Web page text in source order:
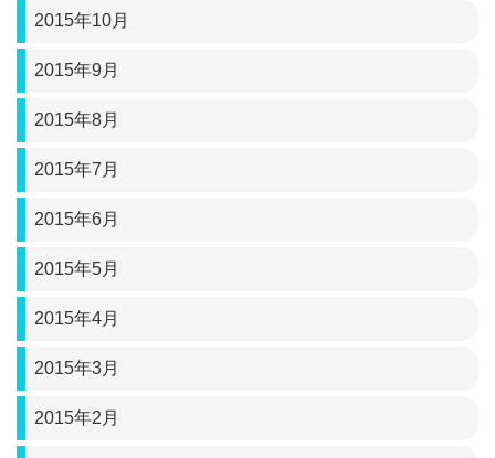
2015年10月
2015年9月
2015年8月
2015年7月
2015年6月
2015年5月
2015年4月
2015年3月
2015年2月